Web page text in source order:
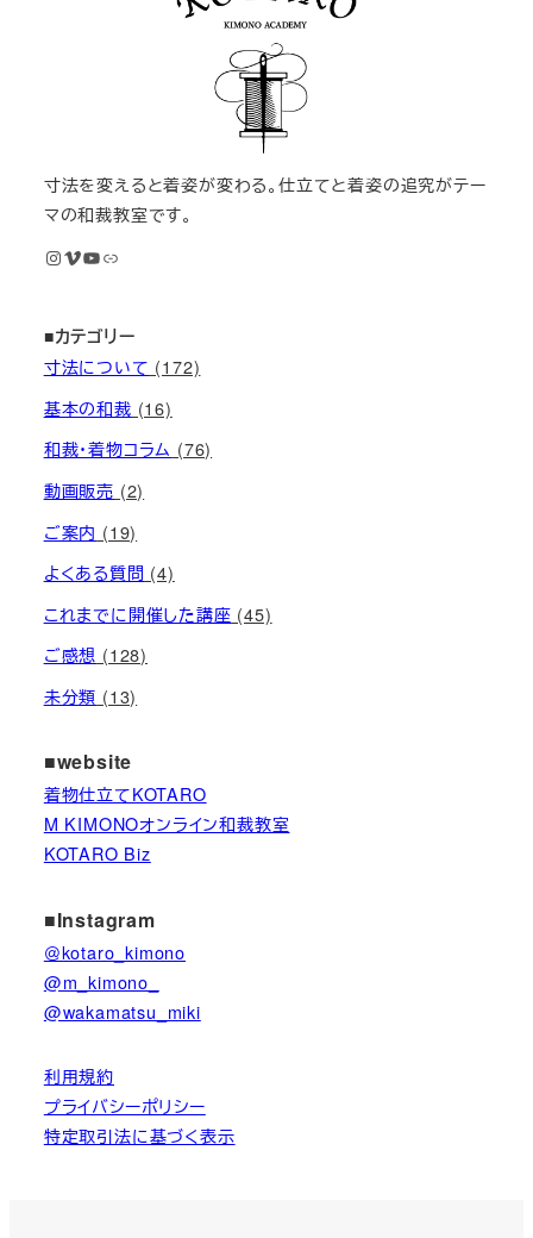
寸法を変えると着姿が変わる。仕立てと着姿の追究がテー
マの和裁教室です。
InstagramVimeo YouTube M KIMONOオンライン和裁教室
■カテゴリー
寸法について (172)
基本の和裁 (16)
和裁・着物コラム (76)
動画販売 (2)
ご案内 (19)
よくある質問 (4)
これまでに開催した講座 (45)
ご感想 (128)
未分類 (13)
■website
着物仕立てKOTARO
M KIMONOオンライン和裁教室
KOTARO Biz
■Instagram
＠kotaro_kimono
@m_kimono_
@wakamatsu_miki
利用規約
プライバシーポリシー
特定取引法に基づく表示